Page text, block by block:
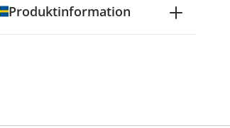
Produktinformation